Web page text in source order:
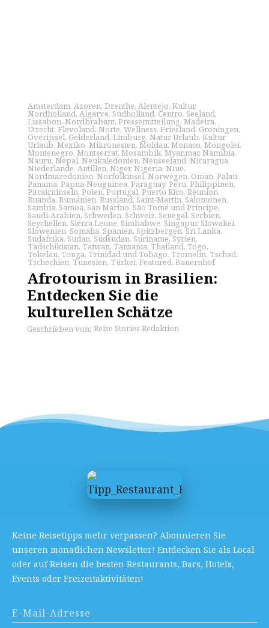
Amsterdam, Azoren, Drenthe, Alentejo, Kultur,
Nordholland, Algarve, Südholland, Centro, Seeland,
Lissabon, Nordbrabant, Pressemitteilung, Madeira,
Utrecht, Flevoland, Norte, Wellness, Friesland, Groningen,
Overijssel, Gelderland, Limburg, Natur Urlaub, Kultur
Urlaub, Mexiko, Mikronesien, Moldau, Monaco, Mongolei,
Montenegro, Montserrat, Mosambik, Myanmar, Namibia,
Nauru, Nepal, Neukaledonien, Neuseeland, Nicaragua,
Niederlande, Antillen, Niger, Nigeria, Niue,
Nordmazedonien, Norfolkinsel,Norwegen, Oman, Palau,
Panama, Papua-Neuguinea, Paraguay, Peru, Philippinen,
Pitcairninseln, Polen,Portugal, Puerto Rico, Réunion,
Ruanda, Rumänien, Russland, Saint-Martin, Salomonen,
Sambia, Samoa, San Marino, São Tomé und Príncipe,
Saudi-Arabien, Schweden, Schweiz, Senegal, Serbien,
Seychellen, Sierra Leone, Simbabwe, Singapur, Slowakei,
Slowenien, Somalia, Spanien, Spitzbergen,Sri Lanka,
Südafrika, Sudan, Südsudan, Suriname,Syrien,
Tadschikistan, Taiwan, Tansania, Thailand, Togo,
Tokelau, Tonga, Trinidad und Tobago, Tromelin, Tschad,
Tschechien, Tunesien, Türkei, Featured, Bauernhof
Afrotourism in Brasilien:
Entdecken Sie die
kulturellen Schätze
Geschrieben von: Reise Stories Redaktion
Keine Reisetipps mehr verpassen? Abonnieren Sie
unseren monatlichen Newsletter! Entdecken Sie als Local
oder auf Reisen die besten Restaurants, Bars, Hotels,
Events oder Freizeitaktivitäten!